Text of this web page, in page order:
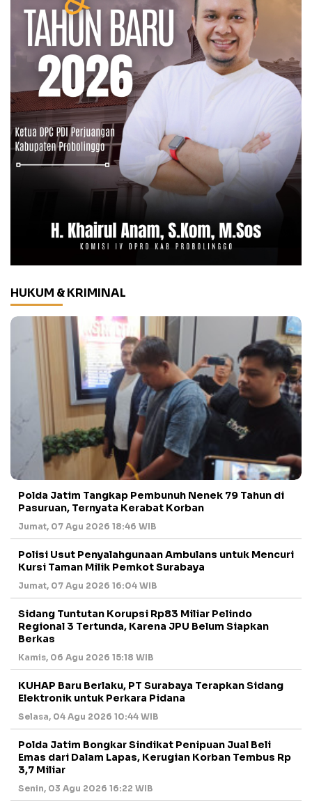
HUKUM & KRIMINAL
Polda Jatim Tangkap Pembunuh Nenek 79 Tahun di
Pasuruan, Ternyata Kerabat Korban
Jumat, 07 Agu 2026 18:46 WIB
Polisi Usut Penyalahgunaan Ambulans untuk Mencuri
Kursi Taman Milik Pemkot Surabaya
Jumat, 07 Agu 2026 16:04 WIB
Sidang Tuntutan Korupsi Rp83 Miliar Pelindo
Regional 3 Tertunda, Karena JPU Belum Siapkan
Berkas
Kamis, 06 Agu 2026 15:18 WIB
KUHAP Baru Berlaku, PT Surabaya Terapkan Sidang
Elektronik untuk Perkara Pidana
Selasa, 04 Agu 2026 10:44 WIB
Polda Jatim Bongkar Sindikat Penipuan Jual Beli
Emas dari Dalam Lapas, Kerugian Korban Tembus Rp
3,7 Miliar
Senin, 03 Agu 2026 16:22 WIB